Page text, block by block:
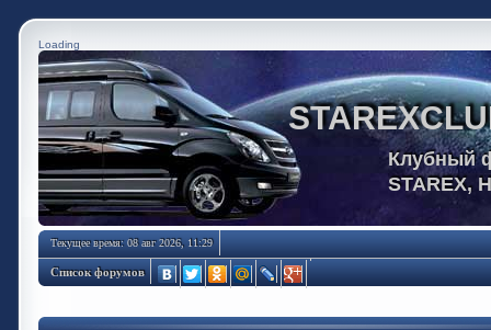
Loading
Клубный
STAREX,
Текущее время: 08 авг 2026, 11:29
Список форумов